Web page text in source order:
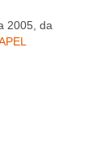
2005, da